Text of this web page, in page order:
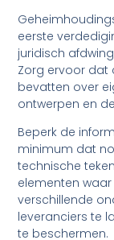
eerste
juridisch
Zorg ervoor dat
bevatten over
ontwerpen en
Beperk de
minimum dat
technische
elementen
verschillende
leveranciers te
te beschermen.